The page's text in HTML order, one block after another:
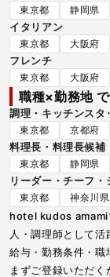
東京都 静岡県
イタリアン
東京都 大阪府
フレンチ
東京都 大阪府
職種×勤務地
調理・キッチンスタ
東京都 京都府
料理長・料理長候補
東京都 静岡県
リーダー・チーフ
東京都 神奈川県
hotel kudos amami
人・調理師として活
給与・勤務条件・職
まずご登録いただ